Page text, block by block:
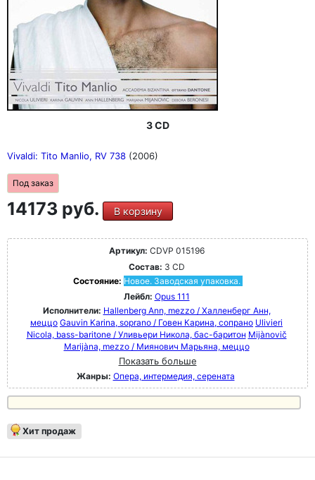
3 CD
Vivaldi: Tito Manlio, RV 738 (2006)
Под заказ
14173 руб. В корзину
Артикул: CDVP 015196
Состав: 3 CD
Состояние: Новое. Заводская упаковка.
Лейбл: Opus 111
Исполнители: Hallenberg Ann, mezzo / Халленберг Анн,
меццо Gauvin Karina, soprano / Говен Карина, сопрано Ulivieri
Nicola, bass-baritone / Уливьери Никола, бас-баритон Mijànovič
Marijàna, mezzo / Миянович Марьяна, меццо
Показать больше
Жанры: Опера, интермедия, серената
Хит продаж